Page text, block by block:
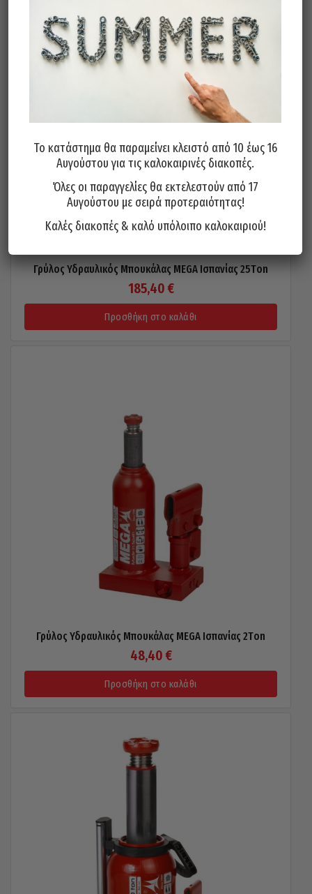
Γρύλος Υδραυλικός Μπουκάλας MEGA Ισπανίας 25Τon
185,40 €
Προσθήκη στο καλάθι
Γρύλος Υδραυλικός Μπουκάλας MEGA Ισπανίας 2Τon
48,40 €
Προσθήκη στο καλάθι
Το κατάστημα θα παραμείνει κλειστό από 10 έως 16
Αυγούστου για τις καλοκαιρινές διακοπές.
Όλες οι παραγγελίες θα εκτελεστούν από 17
Αυγούστου με σειρά προτεραιότητας!
Καλές διακοπές & καλό υπόλοιπο καλοκαιριού!